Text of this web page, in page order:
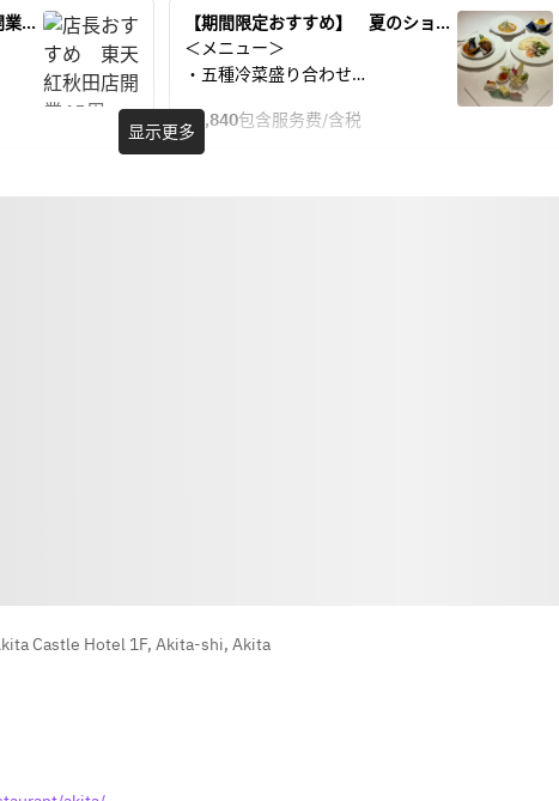
皇
・
プごとの選択となります）
【メニューの一部をご紹介します】
海老のチリソース煮・特製黒酢酢豚
牛肉とピーマンの細切り炒め
45
【期間限定おすすめ】　夏のショー
トコース
＜メニュー＞
・五種冷菜盛り合わせ
・烏賊とムール貝のチリソースと牛
バラ肉の柔らか煮　黒酢ソース仕立
¥4,840包含服务费/含税
显示更多
Castle Hotel 1F, Akita-shi, Akita